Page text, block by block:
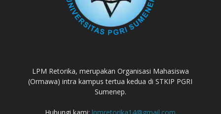
LPM Retorika, merupakan Organisasi Mahasiswa
(Ormawa) intra kampus tertua kedua di STKIP PGRI
Sumenep.